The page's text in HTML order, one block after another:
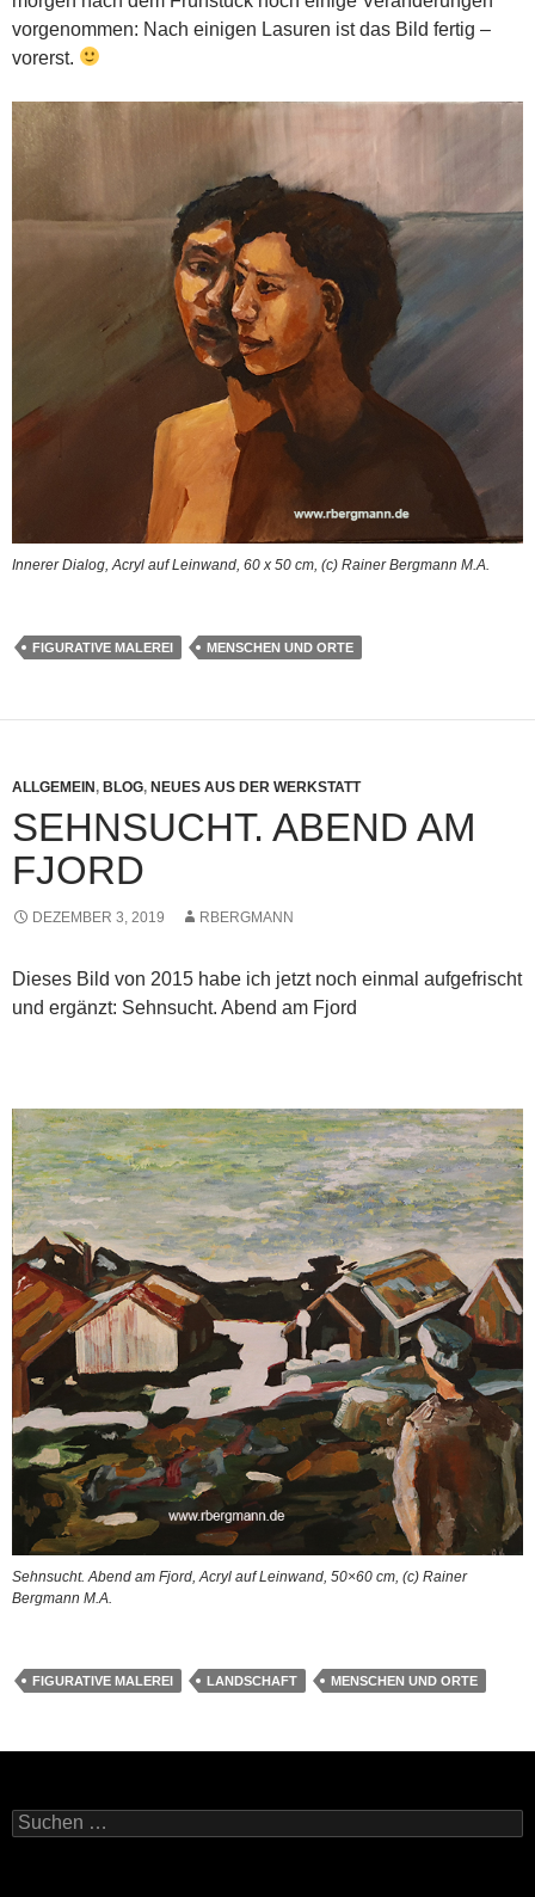
vorgenommen: Nach einigen Lasuren ist das Bild fertig –
vorerst.
Innerer Dialog, Acryl auf Leinwand, 60 x 50 cm, (c) Rainer Bergmann M.A.
FIGURATIVE MALEREI MENSCHEN UND ORTE
ALLGEMEIN, BLOG, NEUES AUS DER WERKSTATT
SEHNSUCHT. ABEND AM
FJORD
DEZEMBER 3, 2019 RBERGMANN
Dieses Bild von 2015 habe ich jetzt noch einmal aufgefrischt
und ergänzt: Sehnsucht. Abend am Fjord
Sehnsucht. Abend am Fjord, Acryl auf Leinwand, 50×60 cm, (c) Rainer
Bergmann M.A.
FIGURATIVE MALEREI LANDSCHAFT MENSCHEN UND ORTE
Suchen
nach: